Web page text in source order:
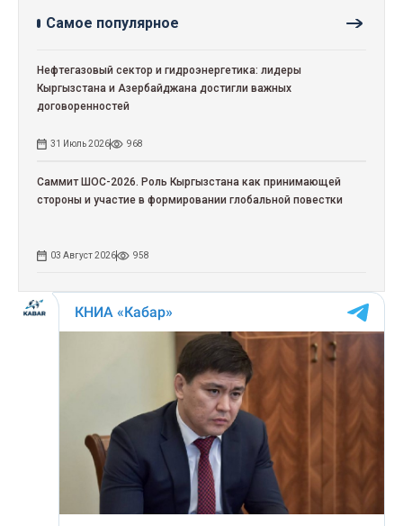
Самое популярное
Нефтегазовый сектор и гидроэнергетика: лидеры
Кыргызстана и Азербайджана достигли важных
договоренностей
31 Июль 2026 968
Саммит ШОС-2026. Роль Кыргызстана как принимающей
стороны и участие в формировании глобальной повестки
03 Август 2026 958